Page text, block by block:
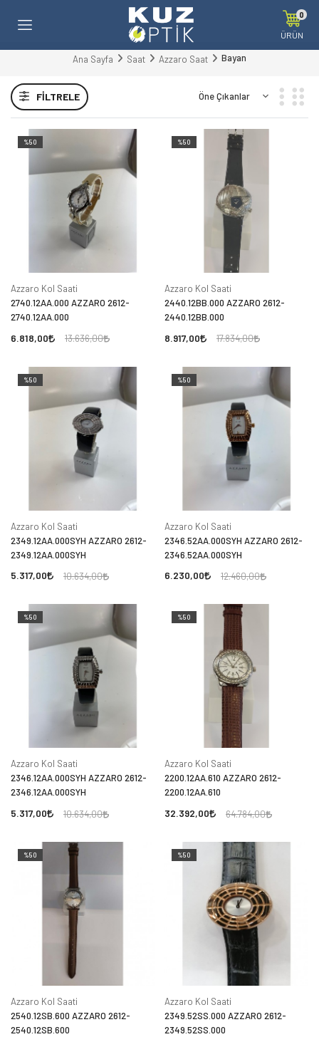
0
ÜRÜN
Ana Sayfa Saat Azzaro Saat Bayan
FILTRELE
%50
Azzaro Kol Saati
2740.12AA.000 AZZARO 2612-
2740.12AA.000
6.818,00 13.636,00
%50
Azzaro Kol Saati
2440.12BB.000 AZZARO 2612-
2440.12BB.000
8.917,00 17.834,00
%50
Azzaro Kol Saati
2349.12AA.000SYH AZZARO 2612-
2349.12AA.000SYH
5.317,00 10.634,00
%50
Azzaro Kol Saati
2346.52AA.000SYH AZZARO 2612-
2346.52AA.000SYH
6.230,00 12.460,00
%50
Azzaro Kol Saati
2346.12AA.000SYH AZZARO 2612-
2346.12AA.000SYH
5.317,00 10.634,00
%50
Azzaro Kol Saati
2200.12AA.610 AZZARO 2612-
2200.12AA.610
32.392,00 64.784,00
%50
Azzaro Kol Saati
2540.12SB.600 AZZARO 2612-
2540.12SB.600
%50
Azzaro Kol Saati
2349.52SS.000 AZZARO 2612-
2349.52SS.000